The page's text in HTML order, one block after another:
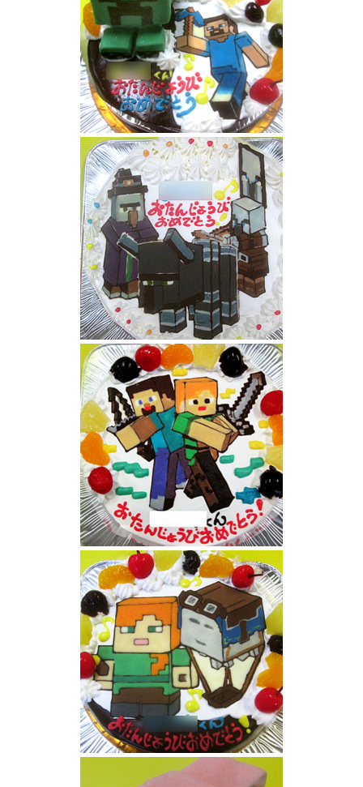
マインクラフトクリーパースティーブケーキ
マインクラフト、マイクラケーキ
マインクラフトケーキ
マイクラアレックスとハッピーガストケーキ